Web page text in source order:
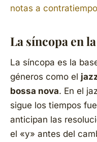
notas a contratiempo
La síncopa en
La síncopa es la
géneros como el
bossa nova. En el
sigue los tiempos
anticipan las
el «y» antes del